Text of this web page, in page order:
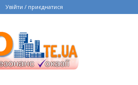
Увійти / приєднатися